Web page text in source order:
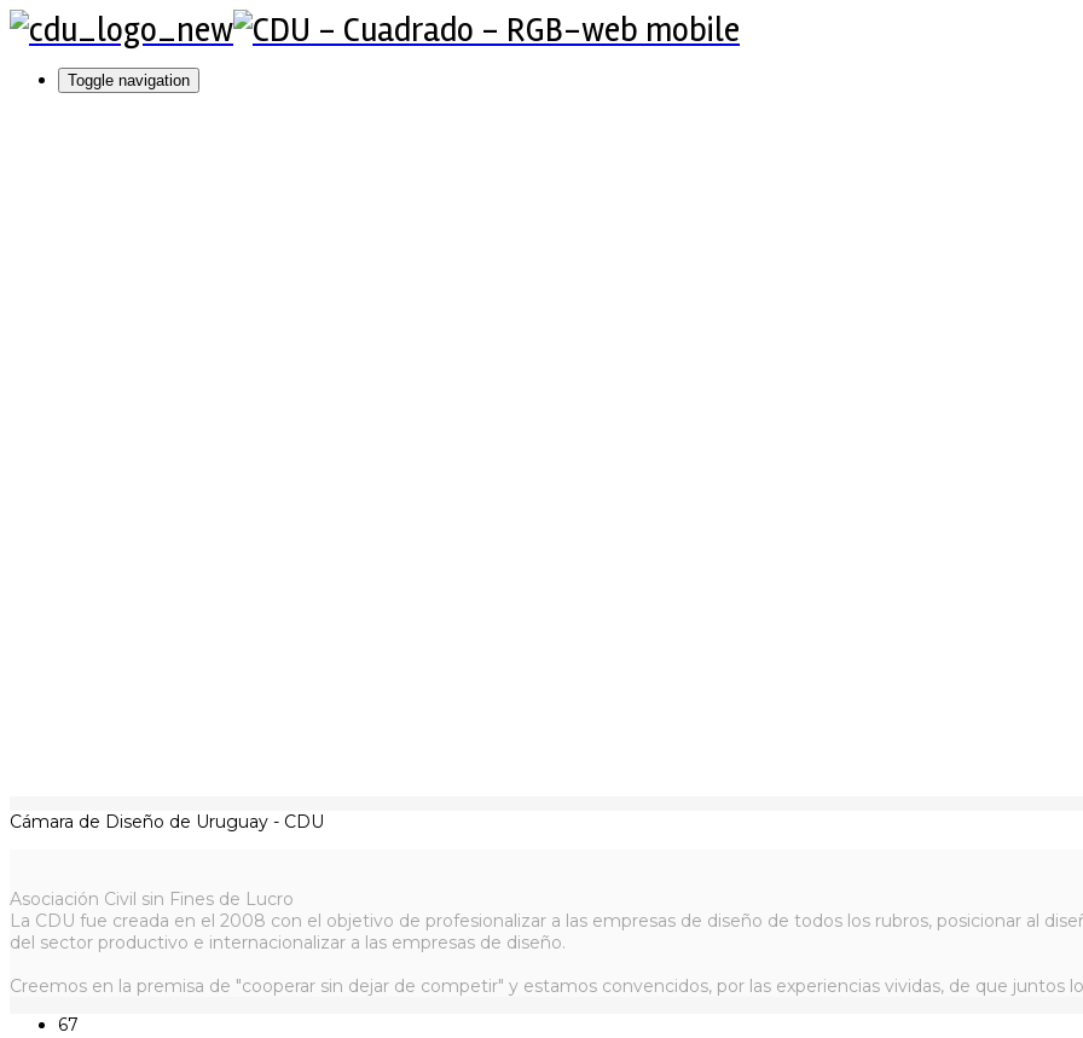
Toggle navigation
Cámara de Diseño de Uruguay - CDU
Asociación Civil sin Fines de Lucro
La CDU fue creada en el 2008 con el objetivo de profesionalizar a las empresas de diseño de todos los rubros, posicionar al
del sector productivo e internacionalizar a las empresas de diseño.
Creemos en la premisa de "cooperar sin dejar de competir" y estamos convencidos, por las experiencias vividas, de que juntos
67